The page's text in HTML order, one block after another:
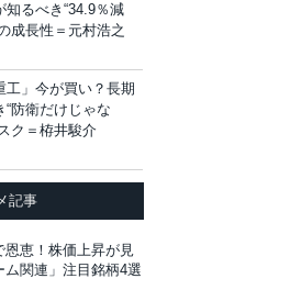
知るべき“34.9％減
成長性＝元村浩之
工」今が買い？長期
防衛だけじゃな
ク＝栫井駿介
記事
恩恵！株価上昇が見
関連」注目銘柄4選